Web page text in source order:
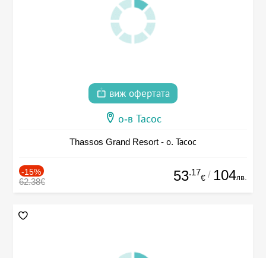
виж офертата
о-в Тасос
Thassos Grand Resort - о. Тасос
-15%
62.38€ 53.17
€ / 104лв.